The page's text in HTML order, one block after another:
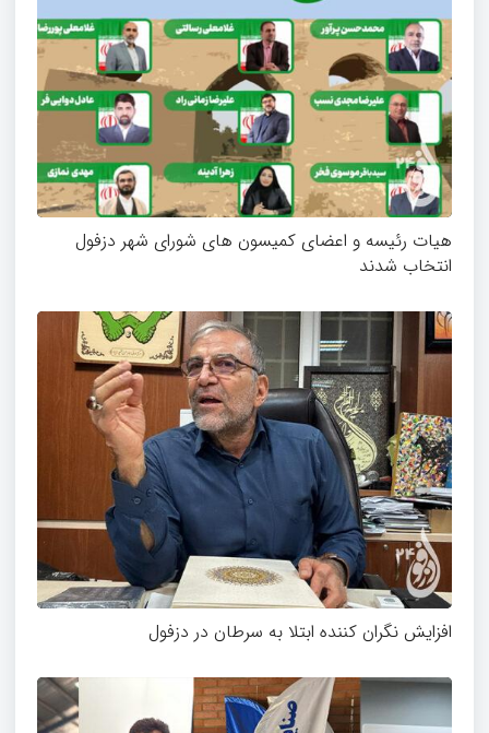
هیات رئیسه و اعضای کمیسون های شورای شهر دزفول
انتخاب شدند
افزایش نگران کننده ابتلا به سرطان در دزفول